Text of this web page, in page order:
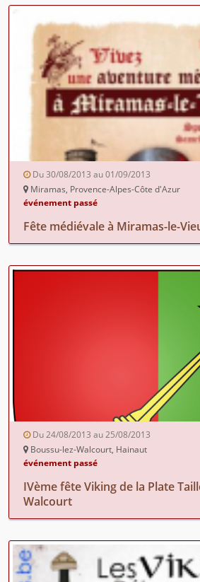
Du 30/08/2013 au 01/09/2013
Miramas, Provence-Alpes-Côte d'Azur
événement passé
Fête médiévale à Miramas-le-
Du 24/08/2013 au 25/08/2013
Boussu-lez-Walcourt, Hainaut
événement passé
IVème fête Viking de la Plate
Walcourt